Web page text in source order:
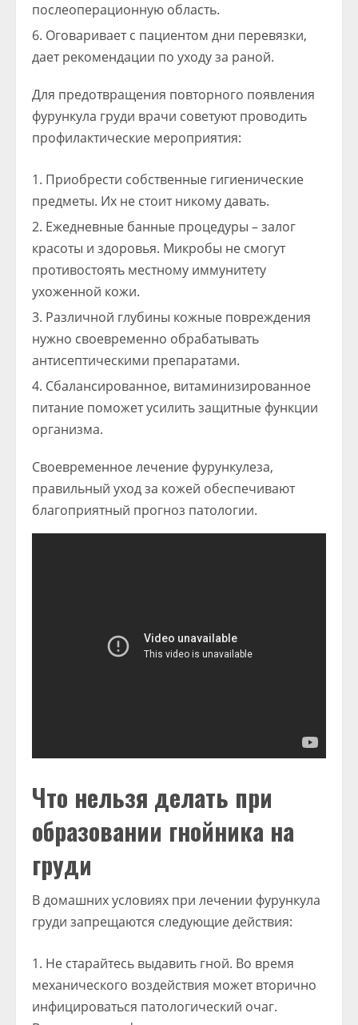
послеоперационную область.
Оговаривает с пациентом дни перевязки,
дает рекомендации по уходу за раной.
Для предотвращения повторного появления
фурункула груди врачи советуют проводить
профилактические мероприятия:
Приобрести собственные гигиенические
предметы. Их не стоит никому давать.
Ежедневные банные процедуры – залог
красоты и здоровья. Микробы не смогут
противостоять местному иммунитету
ухоженной кожи.
Различной глубины кожные повреждения
нужно своевременно обрабатывать
антисептическими препаратами.
Сбалансированное, витаминизированное
питание поможет усилить защитные функции
организма.
Своевременное лечение фурункулеза,
правильный уход за кожей обеспечивают
благоприятный прогноз патологии.
Что нельзя делать при
образовании гнойника на
груди
В домашних условиях при лечении фурункула
груди запрещаются следующие действия:
Не старайтесь выдавить гной. Во время
механического воздействия может вторично
инфицироваться патологический очаг.